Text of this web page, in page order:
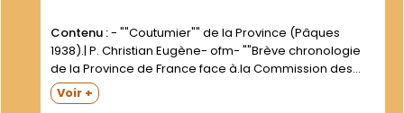
Contenu :- ""Coutumier"" de la Province (Pâques
1938).| P. Christian Eugène- ofm- ""Brève chronologie
de la Province de France face à.la Commission des
Réguliers et à la Révolution|Française. 1766-1800"". 12
D.|- ""Statuts provinciaux"" (Paris- 1977).| Annuaire-
Voir +